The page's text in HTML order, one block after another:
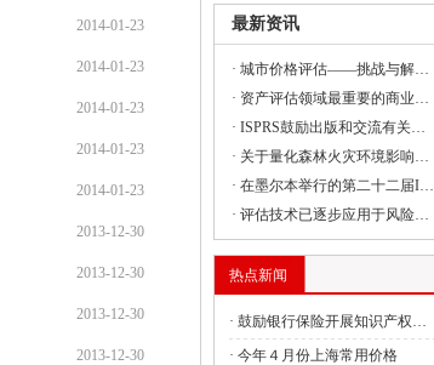
议…
关于开展2023年全国节能宣传周和全国低碳日活动的通知
关于印发《中央党政机关和事业单位所属企业国有资本
国家发展改革委组织召开支持贵州在新时代西部大开发
上…
国家发展改革委负责同志出席建设全国统一大市场国务
2014-01-23
2014-01-23
2014-01-23
2014-01-23
2014-01-23
2013-12-30
2013-12-30
2013-12-30
2013-12-30
最新资讯
· 城市价格评估——挑战与解…
· 资产评估领域最重要的商业…
· ISPRS鼓励出版和交流有关…
· 关于量化森林火灾环境影响…
· 在墨尔本举行的第二十二届I…
· 评估技术已逐步应用于风险…
热点新闻
· 鼓励银行保险开展知识产权…
· 今年４月份上海常用价格